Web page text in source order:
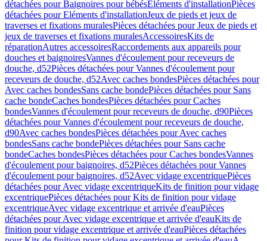
détachées pour Baignoires pour bébésEléments d'installationPièces
détachées pour Eléments d'installationJeux de pieds et jeux de
traverses et fixations muralesPièces détachées pour Jeux de pieds et
jeux de traverses et fixations muralesAccessoiresKits de
réparationAutres accessoiresRaccordements aux appareils pour
douches et baignoiresVannes d'écoulement pour receveurs de
douche, d52Pièces détachées pour Vannes d'écoulement pour
receveurs de douche, d52Avec caches bondesPièces détachées pour
Avec caches bondesSans cache bondePièces détachées pour Sans
cache bondeCaches bondesPièces détachées pour Caches
bondesVannes d'écoulement pour receveurs de douche, d90Pièces
détachées pour Vannes d'écoulement pour receveurs de douche,
d90Avec caches bondesPièces détachées pour Avec caches
bondesSans cache bondePièces détachées pour Sans cache
bondeCaches bondesPièces détachées pour Caches bondesVannes
d'écoulement pour baignoires, d52Pièces détachées pour Vannes
d'écoulement pour baignoires, d52Avec vidage excentriquePièces
détachées pour Avec vidage excentriqueKits de finition pour vidage
excentriquePièces détachées pour Kits de finition pour vidage
excentriqueAvec vidage excentrique et arrivée d'eauPièces
détachées pour Avec vidage excentrique et arrivée d'eauKits de
finition pour vidage excentrique et arrivée d'eauPièces détachées